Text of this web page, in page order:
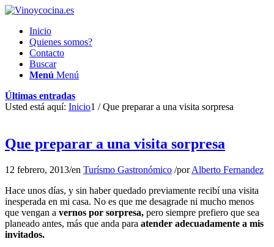
Inicio
Quienes somos?
Contacto
Buscar
Menú Menú
Últimas entradas
Usted está aquí: Inicio1 / Que preparar a una visita sorpresa
Que preparar a una visita sorpresa
12 febrero, 2013/en Turísmo Gastronómico /porAlberto Fernandez
Hace unos días, y sin haber quedado previamente recibí una visita
inesperada en mi casa. No es que me desagrade ni mucho menos
que vengan a vernos por sorpresa, pero siempre prefiero que sea
planeado antes, más que anda para atender adecuadamente a mis
invitados.